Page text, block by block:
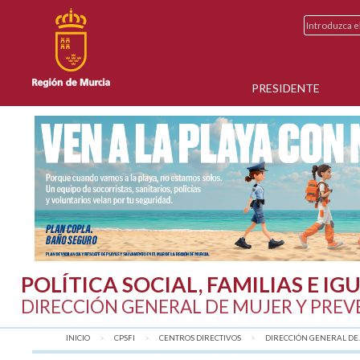
PRESIDENTE
POLÍTICA SOCIAL, FAMILIAS E
DIRECCIÓN GENERAL DE MUJER Y
INICIO CPSFI CENTROS DIRECTIVOS DIRECCIÓN GENERAL DE...